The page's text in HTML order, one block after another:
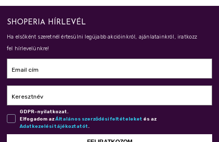
SHOPERIA HÍRLEVÉL
Ha elsőként szeretnél értesülni legújabb akcióinkról, ajánlatainkról, iratkozz
fel hírlevelünkre!
Email cím
Keresztnév
GDPR-nyilatkozat.
Elfogadom azÁl­ta­lá­nos szer­ző­dé­si fel­té­te­le­ket és az
Adat­ke­ze­lé­si tá­jé­koz­ta­tót.